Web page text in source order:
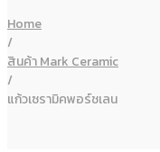
แก้ว
Home
/
สินค้า Mark Ceramic
/
แก้วเซรามิคพอร์ชเลน